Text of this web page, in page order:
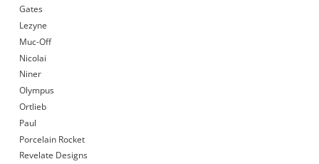
Gates
Lezyne
Muc-Off
Nicolai
Niner
Olympus
Ortlieb
Paul
Porcelain Rocket
Revelate Designs